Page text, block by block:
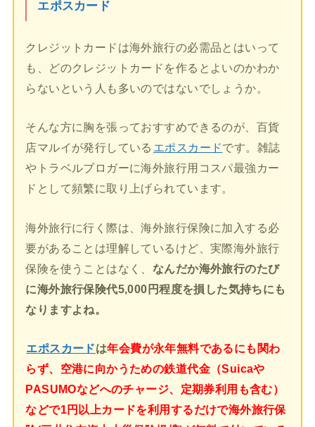
エポスカード
クレジットカードは海外旅行の必需品とはいって
も、どのクレジットカードを作るとよいのかわか
らないという人も多いのではないでしょうか。
そんな方に胸を張っておすすめできるのが、百貨
店マルイが発行している エポスカードです。雑誌
やトラベルブロガーに海外旅行用コスパ最強カー
ドとして頻繁に取り上げられています。
海外旅行に行く際は、海外旅行保険に加入する必
要があることは理解しているけど、実際海外旅行
保険を使うことはなく、 なんだか海外旅行のたび
に海外旅行保険代5,000円程度を損した気持ちにも
なりますよね。
エポスカードは年会費が永年無料であるにも関わ
らず、空港に向かうための鉄道代金（Suicaや
PASUMOなどへのチャージ、定期券利用も含む）
などで1円以上カードを利用するだけで海外旅行保